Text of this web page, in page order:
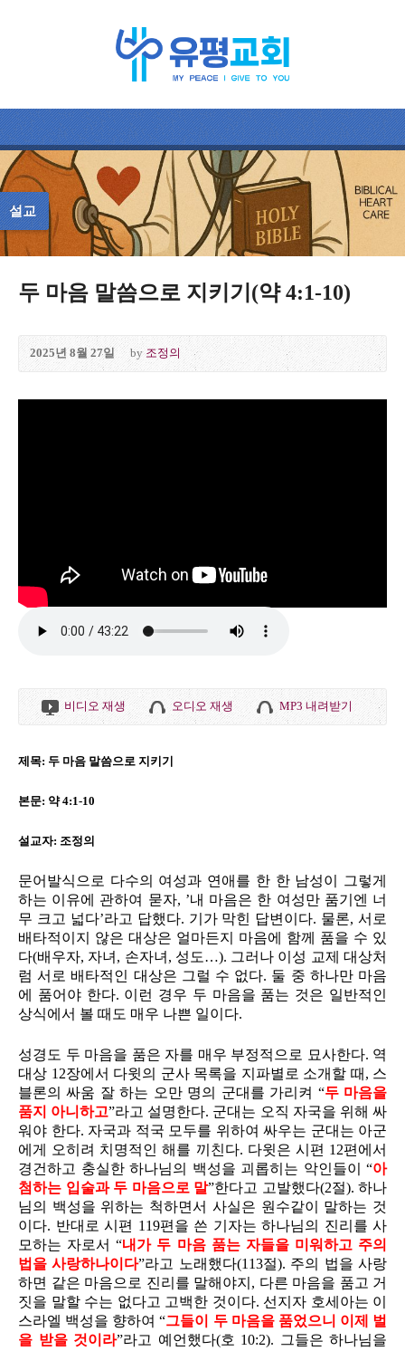
설교
두 마음 말씀으로 지키기(약 4:1-10)
2025년 8월 27일 by 조정의
비디오 재생 오디오 재생 MP3 내려받기
제목: 두 마음 말씀으로 지키기
본문: 약 4:1-10
설교자: 조정의
문어발식으로 다수의 여성과 연애를 한 한 남성이 그렇게
하는 이유에 관하여 묻자, ’내 마음은 한 여성만 품기엔 너
무 크고 넓다’라고 답했다. 기가 막힌 답변이다. 물론, 서로
배타적이지 않은 대상은 얼마든지 마음에 함께 품을 수 있
다(배우자, 자녀, 손자녀, 성도…). 그러나 이성 교제 대상처
럼 서로 배타적인 대상은 그럴 수 없다. 둘 중 하나만 마음
에 품어야 한다. 이런 경우 두 마음을 품는 것은 일반적인
상식에서 볼 때도 매우 나쁜 일이다.
성경도 두 마음을 품은 자를 매우 부정적으로 묘사한다. 역
대상 12장에서 다윗의 군사 목록을 지파별로 소개할 때, 스
블론의 싸움 잘 하는 오만 명의 군대를 가리켜 “두 마음을
품지 아니하고”라고 설명한다. 군대는 오직 자국을 위해 싸
워야 한다. 자국과 적국 모두를 위하여 싸우는 군대는 아군
에게 오히려 치명적인 해를 끼친다. 다윗은 시편 12편에서
경건하고 충실한 하나님의 백성을 괴롭히는 악인들이 “아
첨하는 입술과 두 마음으로 말”한다고 고발했다(2절). 하나
님의 백성을 위하는 척하면서 사실은 원수같이 말하는 것
이다. 반대로 시편 119편을 쓴 기자는 하나님의 진리를 사
모하는 자로서 “내가 두 마음 품는 자들을 미워하고 주의
법을 사랑하나이다”라고 노래했다(113절). 주의 법을 사랑
하면 같은 마음으로 진리를 말해야지, 다른 마음을 품고 거
짓을 말할 수는 없다고 고백한 것이다. 선지자 호세아는 이
스라엘 백성을 향하여 “그들이 두 마음을 품었으니 이제 벌
을 받을 것이라”라고 예언했다(호 10:2). 그들은 하나님을